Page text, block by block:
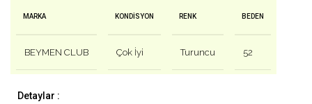
MARKA
BEYMEN CLUB
KONDISYON
Çok İyi
RENK
Turuncu
BEDEN
52
Detaylar :